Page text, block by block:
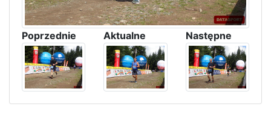
Poprzednie Aktualne Następne